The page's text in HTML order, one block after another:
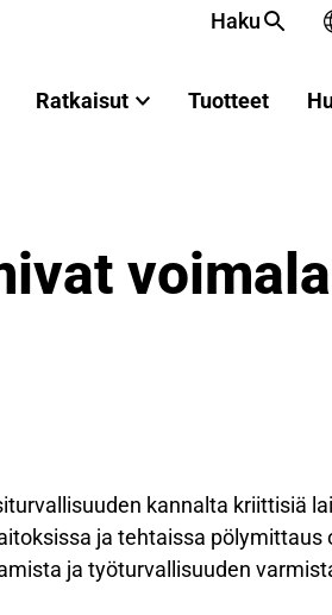
Haku
Ratkaisut Tuotteet
kannalta kriittisiä
ja tehtaissa pölymittaus
ja työturvallisuuden